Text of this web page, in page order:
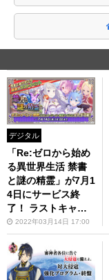
デジタル
「Re:ゼロから始め
る異世界生活 禁書
と謎の精霊」が7月1
4日にサービス終
了！ ラストキャン
ペーン「禁書と謎の
精霊」開催
2022年03月14日 17:00